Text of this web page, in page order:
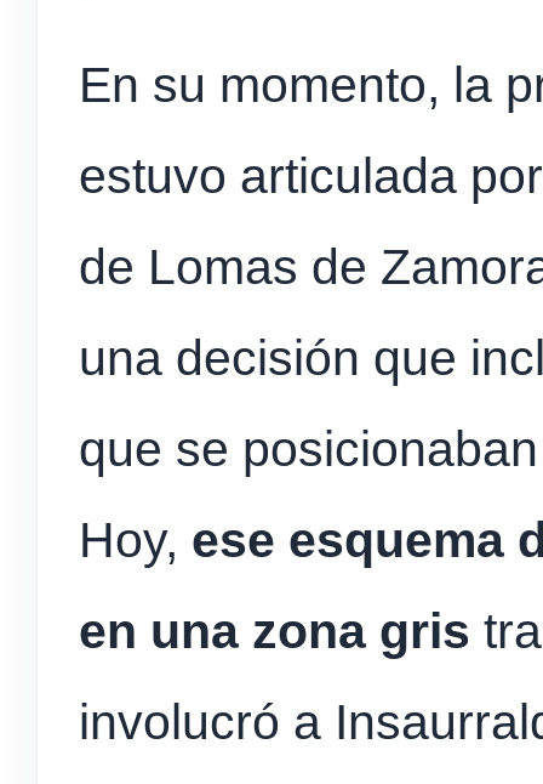
En su momento, la
estuvo articulada
de Lomas de
una decisión que
que se
Hoy, ese esquema
en una zona gris
involucró a